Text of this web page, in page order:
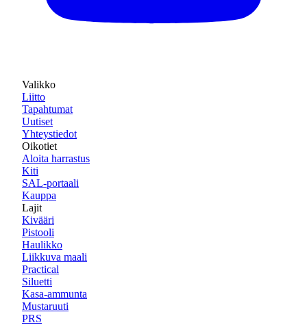
Valikko
Liitto
Tapahtumat
Uutiset
Yhteystiedot
Oikotiet
Aloita harrastus
Kiti
SAL-portaali
Kauppa
Lajit
Kivääri
Pistooli
Haulikko
Liikkuva maali
Practical
Siluetti
Kasa-ammunta
Mustaruuti
PRS